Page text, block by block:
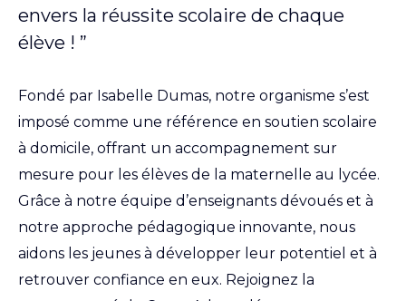
envers la réussite scolaire de chaque
élève ! ”
Fondé par Isabelle Dumas, notre organisme s’est
imposé comme une référence en soutien scolaire
à domicile, offrant un accompagnement sur
mesure pour les élèves de la maternelle au lycée.
Grâce à notre équipe d’enseignants dévoués et à
notre approche pédagogique innovante, nous
aidons les jeunes à développer leur potentiel et à
retrouver confiance en eux. Rejoignez la